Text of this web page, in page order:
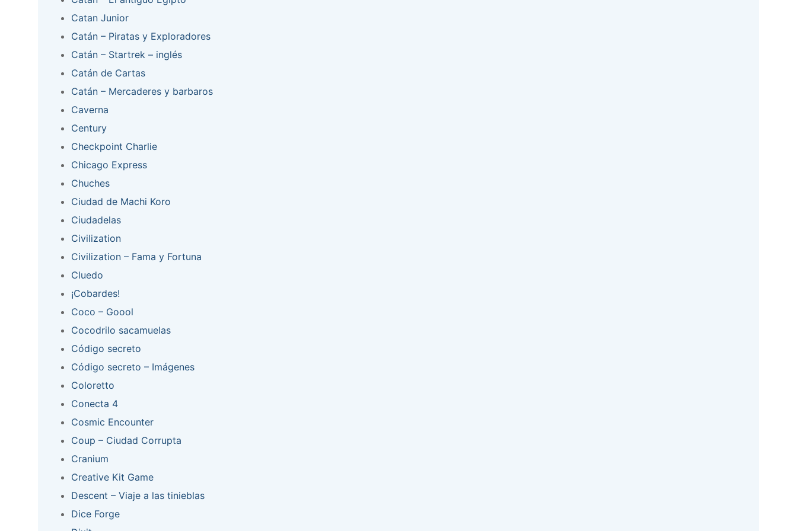
Catan Junior
Catán – Piratas y Exploradores
Catán – Startrek – inglés
Catán de Cartas
Catán – Mercaderes y barbaros
Caverna
Century
Checkpoint Charlie
Chicago Express
Chuches
Ciudad de Machi Koro
Ciudadelas
Civilization
Civilization – Fama y Fortuna
Cluedo
¡Cobardes!
Coco – Goool
Cocodrilo sacamuelas
Código secreto
Código secreto – Imágenes
Coloretto
Conecta 4
Cosmic Encounter
Coup – Ciudad Corrupta
Cranium
Creative Kit Game
Descent – Viaje a las tinieblas
Dice Forge